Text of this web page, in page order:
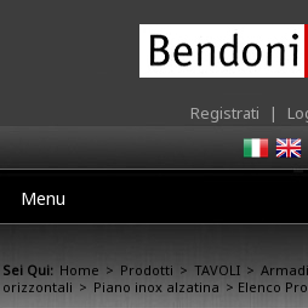
Registrati |
Menu
Sei Qui: Home > Prodotti > TAVOLI >
orizzontali > Piano inox alzatina > Elenco